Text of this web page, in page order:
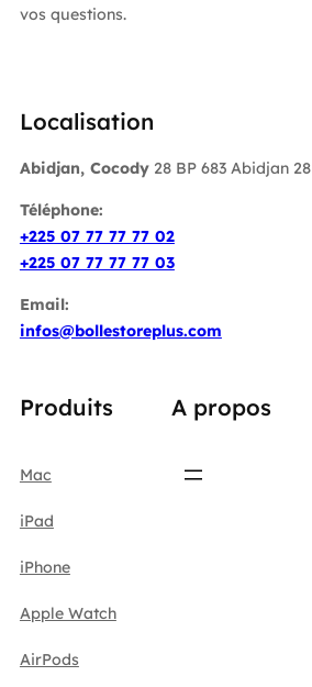
vos questions.
Localisation
Abidjan, Cocody28 BP 683 Abidjan 28
Téléphone:
+225 07 77 77 77 02
+225 07 77 77 77 03
Email:
infos@bollestoreplus.com
Produits
Mac
iPad
iPhone
Apple Watch
AirPods
A propos